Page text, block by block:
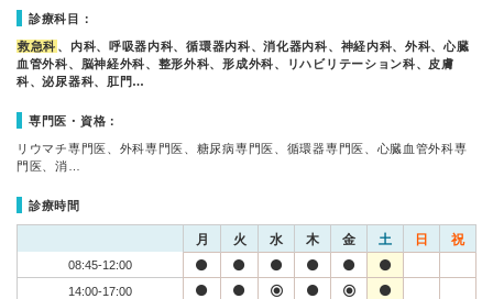
診療科目：
救急科 、内科、呼吸器内科、循環器内科、消化器内科、神経内科、外科、心臓
血管外科、脳神経外科、整形外科、形成外科、リハビリテーション科、皮膚
科、泌尿器科、肛門…
専門医・資格：
リウマチ専門医、外科専門医、糖尿病専門医、循環器専門医、心臓血管外科専
門医、消…
診療時間
月 火 水 木 金 土 日 祝
08:45-12:00
14:00-17:00